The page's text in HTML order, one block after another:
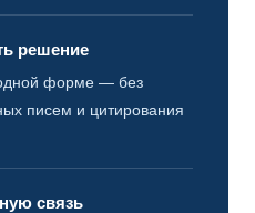
решение
форме — без
писем и цитирования
связь